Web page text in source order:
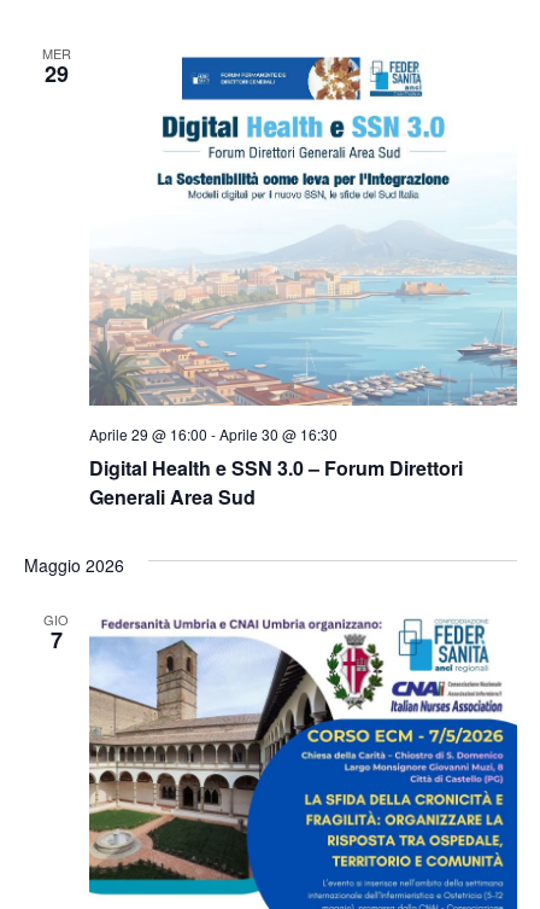
MER
29
Digital Health e SSN 3.0 – Forum Direttori
Generali Area Sud
Aprile 29 @ 16:00 -Aprile 30 @ 16:30
Maggio 2026
GIO
7